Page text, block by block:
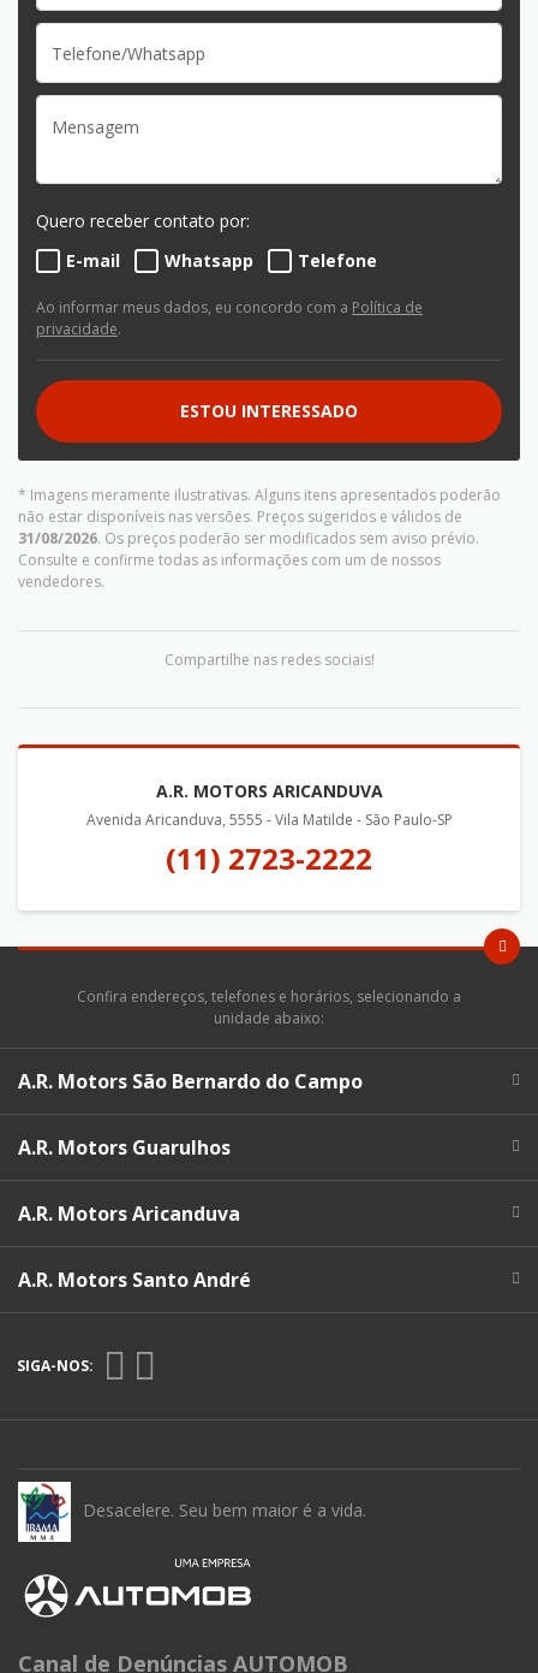
Quero receber contato por:
E-mail
Whatsapp Telefone
Ao informar meus dados, eu concordo com a Política de
privacidade.
ESTOU INTERESSADO
* Imagens meramente ilustrativas. Alguns itens apresentados poderão
não estar disponíveis nas versões. Preços sugeridos e válidos de
31/08/2026. Os preços poderão ser modificados sem aviso prévio.
Consulte e confirme todas as informações com um de nossos
vendedores.
Compartilhe nas redes sociais!
A.R. MOTORS ARICANDUVA
Avenida Aricanduva, 5555 - Vila Matilde - São Paulo-SP
(11) 2723-2222
Confira endereços, telefones e horários, selecionando a
unidade abaixo:
A.R. Motors São Bernardo do Campo
A.R. Motors Guarulhos
A.R. Motors Aricanduva
A.R. Motors Santo André
SIGA-NOS:
Desacelere. Seu bem maior é a vida.
Canal de Denúncias AUTOMOB